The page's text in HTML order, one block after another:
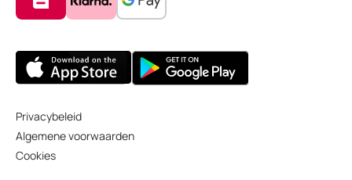
Privacybeleid
Algemene voorwaarden
Cookies